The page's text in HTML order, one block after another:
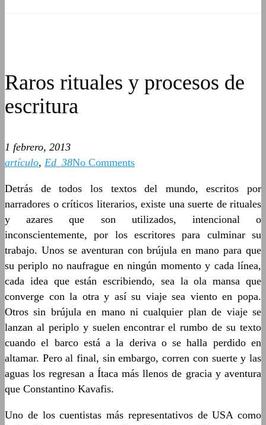
Raros rituales y procesos de
escritura
1 febrero, 2013
artículo, Ed_38No Comments
Detrás de todos los textos del mundo, escritos por
narradores o críticos literarios, existe una suerte de rituales
y azares que son utilizados, intencional o
inconscientemente, por los escritores para culminar su
trabajo. Unos se aventuran con brújula en mano para que
su periplo no naufrague en ningún momento y cada línea,
cada idea que están escribiendo, sea la ola mansa que
converge con la otra y así su viaje sea viento en popa.
Otros sin brújula en mano ni cualquier plan de viaje se
lanzan al periplo y suelen encontrar el rumbo de su texto
cuando el barco está a la deriva o se halla perdido en
altamar. Pero al final, sin embargo, corren con suerte y las
aguas los regresan a Ítaca más llenos de gracia y aventura
que Constantino Kavafis.
Uno de los cuentistas más representativos de USA como